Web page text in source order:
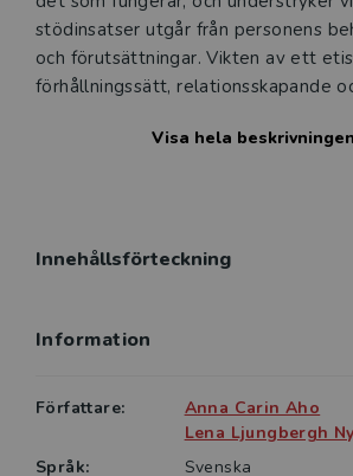
stödinsatser utgår från personens
och förutsättningar. Vikten av ett
förhållningssätt, relationsskapande
belyses. Utgångspunkt är allas lika
funktionsnedsättningar samt visa hur
Boken riktar sig i första hand till
eftergymnasiala
Visa hela beskrivningen
Innehållsförteckning
Information
Författare:
Anna Carin Aho
Lena Ljungbergh
Språk:
Svenska